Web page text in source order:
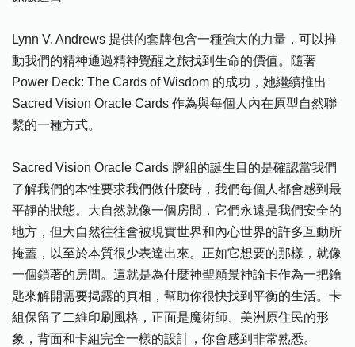
Lynn V. Andrews 提供的套牌包含一種強大的力量，可以推
動我們的精神通過精神覺醒之旅找到生命的價值。隨著
Power Deck: The Cards of Wisdom 的成功，她繼續推出
Sacred Vision Oracle Cards 作為與每個人內在原型自然聯
繫的一種方式。
Sacred Vision Oracle Cards 牌組的誕生目的是確認當我們
了解我們的本性要求我們做什麼時，我們每個人都會感到最
平靜的狀態。大自然就像一個房間，它們永遠是我們安全的
地方，但大自然往往會被現實世界和內心世界的許多互動所
掩蓋，以至於本質很少表達出來。正如它想要的那樣，就像
一個鎖著的房間。這就是為什麼神聖願景神諭卡作為一把鑰
匙來解開需要揭露的真相，幫助你很快找到平衡的生活。卡
組保留了二維印刷風格，正面是魔術師、美洲原住民的形
象，背面和卡組完全一樣的設計，你會感到非常熟悉。